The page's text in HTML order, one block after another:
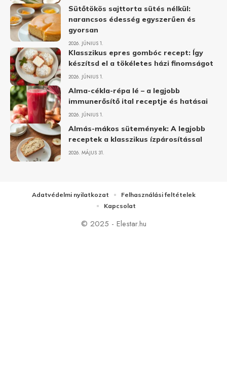
Sütőtökös sajttorta sütés nélkül:
narancsos édesség egyszerűen és
gyorsan
2026. JÚNIUS 1.
Klasszikus epres gombóc recept: Így
készítsd el a tökéletes házi finomságot
2026. JÚNIUS 1.
Alma-cékla-répa lé – a legjobb
immunerősítő ital receptje és hatásai
2026. JÚNIUS 1.
Almás-mákos sütemények: A legjobb
receptek a klasszikus ízpárosítással
2026. MÁJUS 31.
© 2025 - Elestar.hu
Adatvédelmi nyilatkozat
Felhasználási feltételek
Kapcsolat